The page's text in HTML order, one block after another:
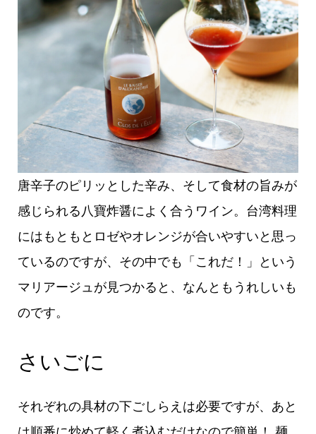
唐辛子のピリッとした辛み、そして食材の旨みが
感じられる八寶炸醤によく合うワイン。台湾料理
にはもともとロゼやオレンジが合いやすいと思っ
ているのですが、その中でも「これだ！」という
マリアージュが見つかると、なんともうれしいも
のです。
さいごに
それぞれの具材の下ごしらえは必要ですが、あと